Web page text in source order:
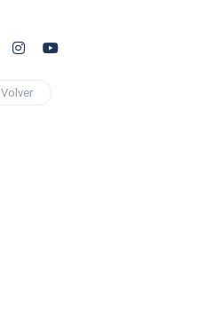
Volver